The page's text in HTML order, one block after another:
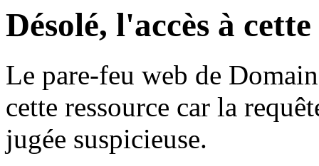
Désolé, l'accès à
Le pare-feu web de
cette ressource car la
jugée suspicieuse.